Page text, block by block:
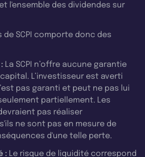
l'ensemble des dividendes sur
SCPI comporte donc des
La SCPI n’offre aucune garantie
L’investisseur est averti
pas garanti et peut ne pas lui
partiellement. Les
pas réaliser
ne sont pas en mesure de
d'une telle perte.
: Le risque de liquidité correspond